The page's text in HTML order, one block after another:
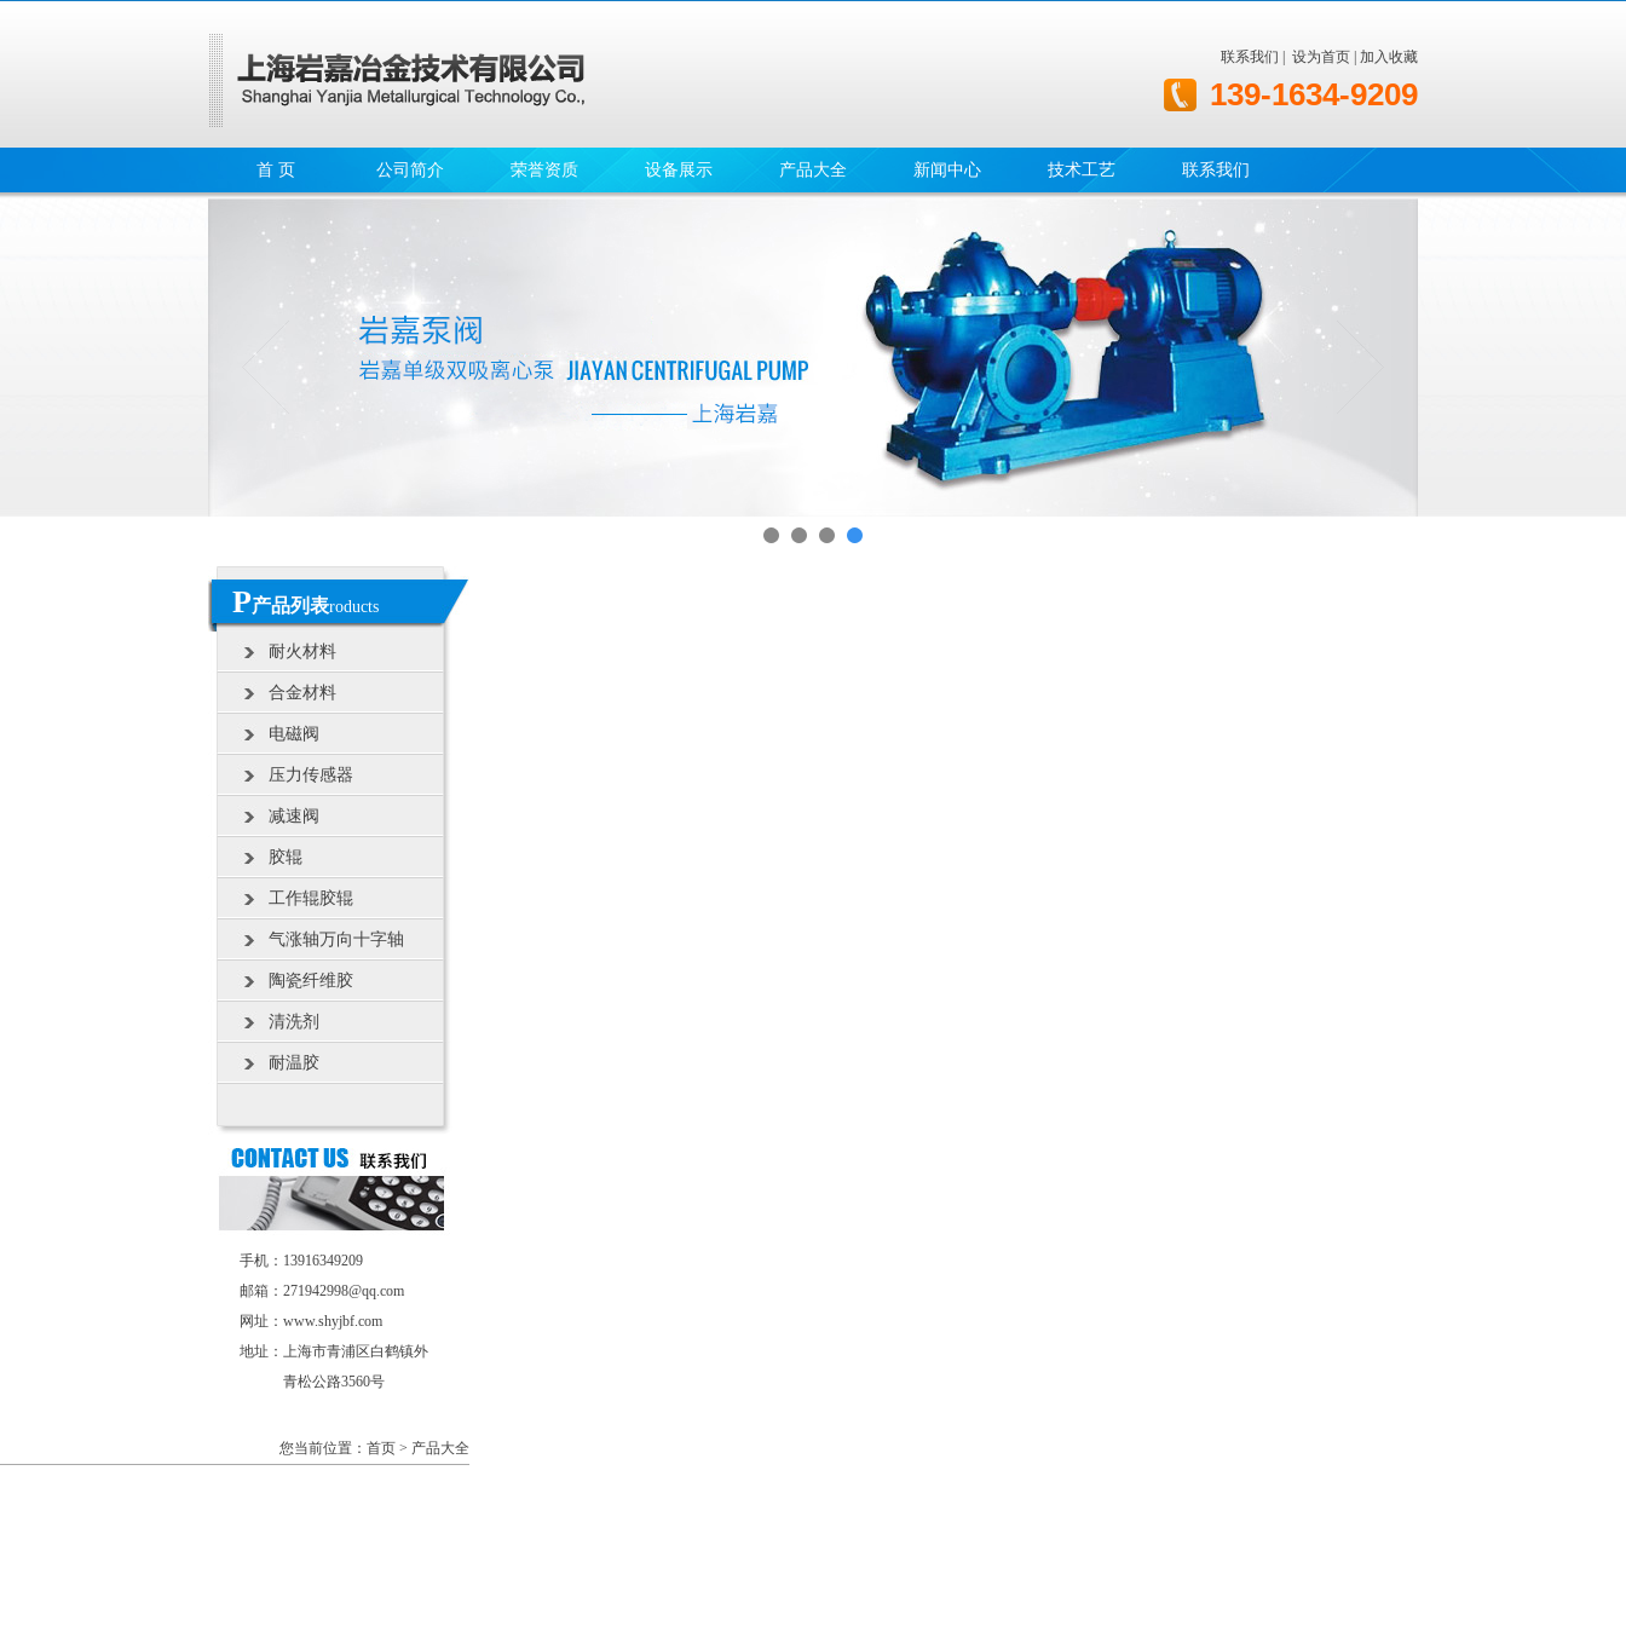
联系我们 设为首页 加入收藏
139-1634-9209
首 页 公司简介 荣誉资质 设备展示 产品大全 新闻中心 技术工艺 联系我们
P产品列表roducts
耐火材料
合金材料
电磁阀
压力传感器
减速阀
胶辊
工作辊胶辊
气涨轴万向十字轴
陶瓷纤维胶
清洗剂
耐温胶
手机：13916349209
邮箱：271942998@qq.com
网址：www.shyjbf.com
地址：上海市青浦区白鹤镇外
青松公路3560号
您当前位置：首页 > 产品大全